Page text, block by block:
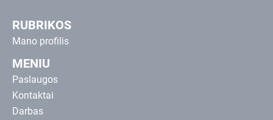
RUBRIKOS
Mano profilis
MENIU
Paslaugos
Kontaktai
Darbas